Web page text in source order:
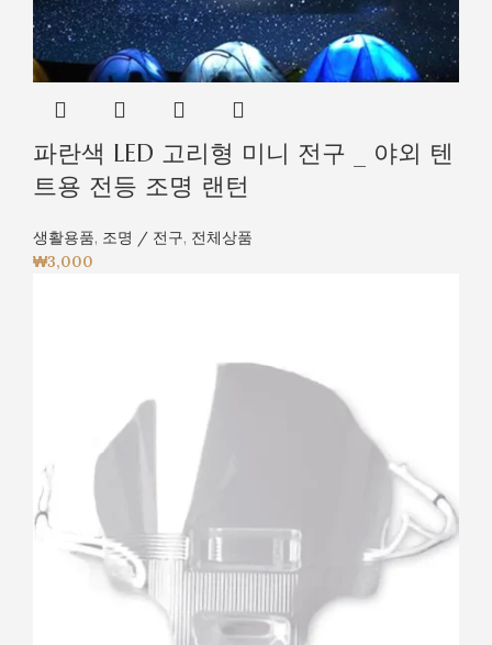
파란색 LED 고리형 미니 전구 _ 야외 텐
트용 전등 조명 랜턴
생활용품, 조명 / 전구, 전체상품
₩3,000